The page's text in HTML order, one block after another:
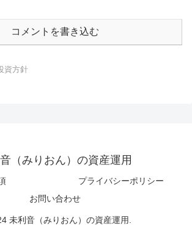
コメントを書き込む
資方針
（みりおん）の資産運用
プライバシーポリシー
お問い合わせ
未利音（みりおん）の資産運用.